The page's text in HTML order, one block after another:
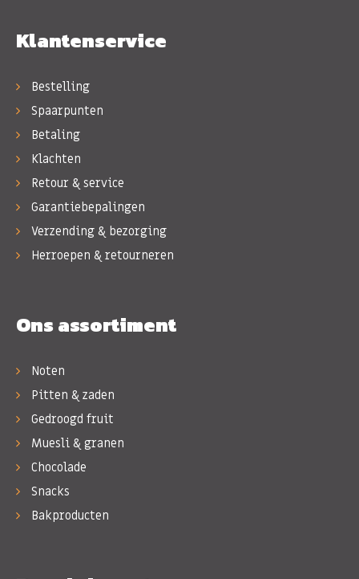
Klantenservice
Bestelling
Spaarpunten
Betaling
Klachten
Retour & service
Garantiebepalingen
Verzending & bezorging
Herroepen & retourneren
Ons assortiment
Noten
Pitten & zaden
Gedroogd fruit
Muesli & granen
Chocolade
Snacks
Bakproducten